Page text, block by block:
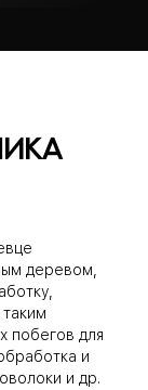
деревом,
побегов для
и
и др.